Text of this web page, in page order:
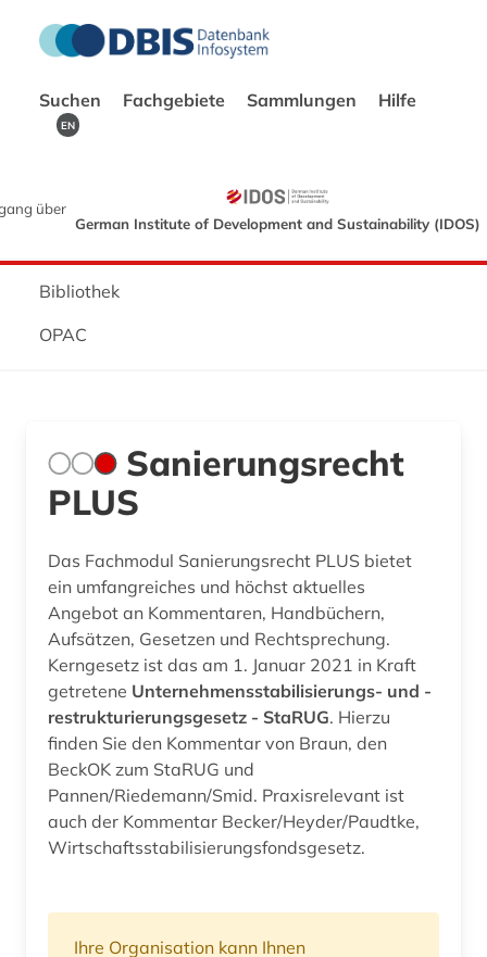
Suchen Fachgebiete Sammlungen Hilfe
EN
über
German Institute of Development and Sustainability (IDOS)
Bibliothek
OPAC
Sanierungsrecht
PLUS
Das Fachmodul Sanierungsrecht PLUS bietet
ein umfangreiches und höchst aktuelles
Angebot an Kommentaren, Handbüchern,
Aufsätzen, Gesetzen und Rechtsprechung.
Kerngesetz ist das am 1. Januar 2021 in Kraft
getretene Unternehmensstabilisierungs- und -
restrukturierungsgesetz - StaRUG. Hierzu
finden Sie den Kommentar von Braun, den
BeckOK zum StaRUG und
Pannen/Riedemann/Smid. Praxisrelevant ist
auch der Kommentar Becker/Heyder/Paudtke,
Wirtschaftsstabilisierungsfondsgesetz.
Ihre Organisation kann Ihnen